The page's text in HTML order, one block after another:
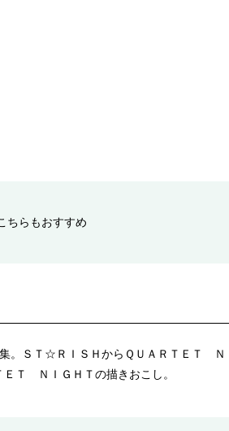
ちらもおすすめ
。ＳＴ☆ＲＩＳＨからＱＵＡＲＴＥＴ
Ｔ ＮＩＧＨＴの描きおこし。